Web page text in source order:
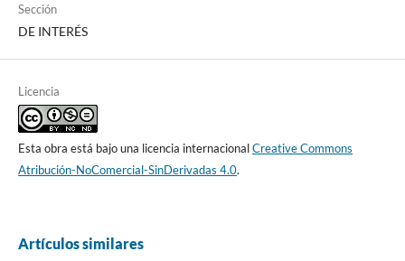
Sección
DE INTERÉS
Licencia
Esta obra está bajo una licencia internacionalCreative Commons
Atribución-NoComercial-SinDerivadas 4.0.
Artículos similares